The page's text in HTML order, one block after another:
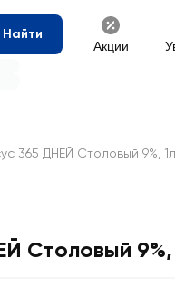
Найти
Акции
365 ДНЕЙ Столовый 9%, 1л
Столовый 9%,